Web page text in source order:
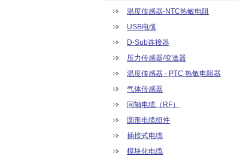
温度传感器-NTC热敏电阻
USB电缆
D-Sub连接器
压力传感器/变送器
温度传感器 - PTC 热敏电阻器
气体传感器
同轴电缆（RF）
圆形电缆组件
插接式电缆
模块化电缆